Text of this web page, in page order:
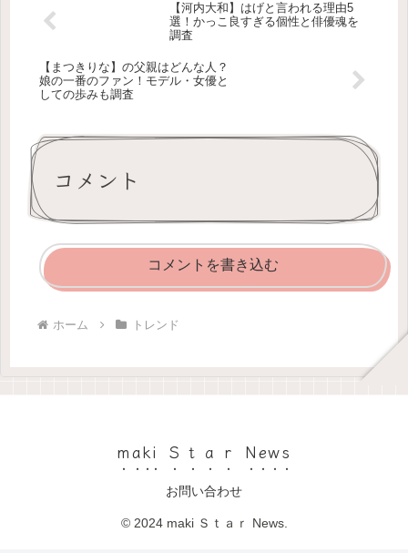
【河内大和】はげと言われる理由5
選！かっこ良すぎる個性と俳優魂を
調査
【まつきりな】の父親はどんな人？
娘の一番のファン！モデル・女優と
しての歩みも調査
コメント
コメントを書き込む
ホーム トレンド
maki Ｓｔａｒ News
お問い合わせ
© 2024 maki Ｓｔａｒ News.